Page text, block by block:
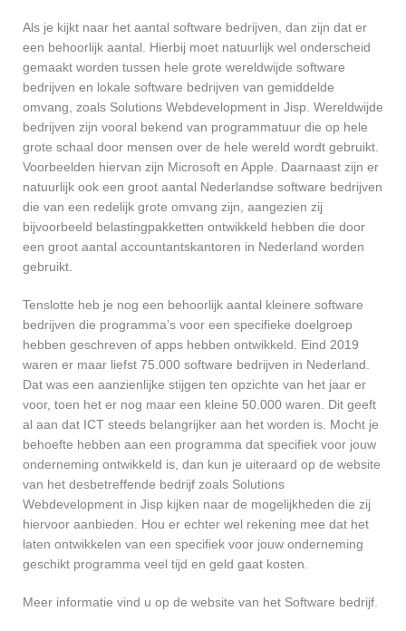
Als je kijkt naar het aantal software bedrijven, dan zijn dat er
een behoorlijk aantal. Hierbij moet natuurlijk wel onderscheid
gemaakt worden tussen hele grote wereldwijde software
bedrijven en lokale software bedrijven van gemiddelde
omvang, zoals Solutions Webdevelopment in Jisp. Wereldwijde
bedrijven zijn vooral bekend van programmatuur die op hele
grote schaal door mensen over de hele wereld wordt gebruikt.
Voorbeelden hiervan zijn Microsoft en Apple. Daarnaast zijn er
natuurlijk ook een groot aantal Nederlandse software bedrijven
die van een redelijk grote omvang zijn, aangezien zij
bijvoorbeeld belastingpakketten ontwikkeld hebben die door
een groot aantal accountantskantoren in Nederland worden
gebruikt.
Tenslotte heb je nog een behoorlijk aantal kleinere software
bedrijven die programma’s voor een specifieke doelgroep
hebben geschreven of apps hebben ontwikkeld. Eind 2019
waren er maar liefst 75.000 software bedrijven in Nederland.
Dat was een aanzienlijke stijgen ten opzichte van het jaar er
voor, toen het er nog maar een kleine 50.000 waren. Dit geeft
al aan dat ICT steeds belangrijker aan het worden is. Mocht je
behoefte hebben aan een programma dat specifiek voor jouw
onderneming ontwikkeld is, dan kun je uiteraard op de website
van het desbetreffende bedrijf zoals Solutions
Webdevelopment in Jisp kijken naar de mogelijkheden die zij
hiervoor aanbieden. Hou er echter wel rekening mee dat het
laten ontwikkelen van een specifiek voor jouw onderneming
geschikt programma veel tijd en geld gaat kosten.
Meer informatie vind u op de website van het Software bedrijf.